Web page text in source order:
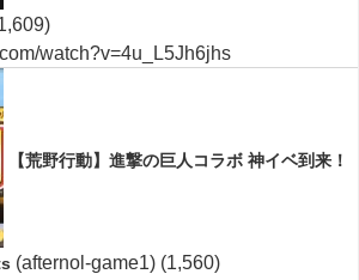
watch?v=4u_L5Jh6jhs
【荒野行動】進撃の巨人コラボ 神イベ到来！
(afternol-game1) (1,560)